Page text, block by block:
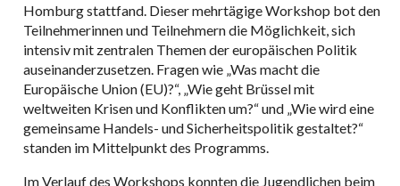
Homburg stattfand. Dieser mehrtägige Workshop bot den
Teilnehmerinnen und Teilnehmern die Möglichkeit, sich
intensiv mit zentralen Themen der europäischen Politik
auseinanderzusetzen. Fragen wie „Was macht die
Europäische Union (EU)?“, „Wie geht Brüssel mit
weltweiten Krisen und Konflikten um?“ und „Wie wird eine
gemeinsame Handels- und Sicherheitspolitik gestaltet?“
standen im Mittelpunkt des Programms.
Im Verlauf des Workshops konnten die Jugendlichen beim